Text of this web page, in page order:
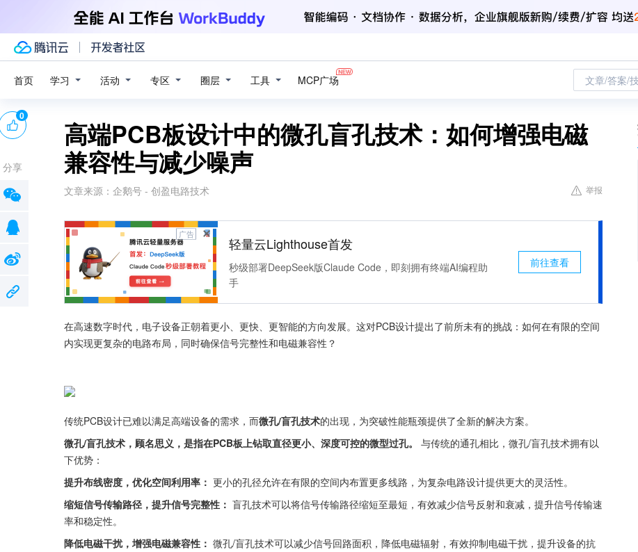
首页 学习 活动 专区 圈层 工具 MCP广场 文章/答案/
高端PCB板设计中的微孔盲孔技术：如何增强电磁
兼容性与减少噪声
文章来源： 企鹅号 - 创盈电路技术 举报
广告
轻量云Lighthouse首发
秒级部署DeepSeek版Claude Code，即刻拥有终端AI编程助
手
前往查看
在高速数字时代，电子设备正朝着更小、更快、更智能的方向发展。这对PCB设计提出了前所未有的挑战：如何在有限的空间
内实现更复杂的电路布局，同时确保信号完整性和电磁兼容性？
传统PCB设计已难以满足高端设备的需求，而微孔/盲孔技术的出现，为突破性能瓶颈提供了全新的解决方案。
微孔/盲孔技术，顾名思义，是指在PCB板上钻取直径更小、深度可控的微型过孔。
与传统的通孔相比，微孔/盲孔技术拥有以
下优势：
提升布线密度，优化空间利用率： 更小的孔径允许在有限的空间内布置更多线路，为复杂电路设计提供更大的灵活性。
缩短信号传输路径，提升信号完整性： 盲孔技术可以将信号传输路径缩短至最短，有效减少信号反射和衰减，提升信号传输速
率和稳定性。
降低电磁干扰，增强电磁兼容性： 微孔/盲孔技术可以减少信号回路面积，降低电磁辐射，有效抑制电磁干扰，提升设备的抗
0
分享